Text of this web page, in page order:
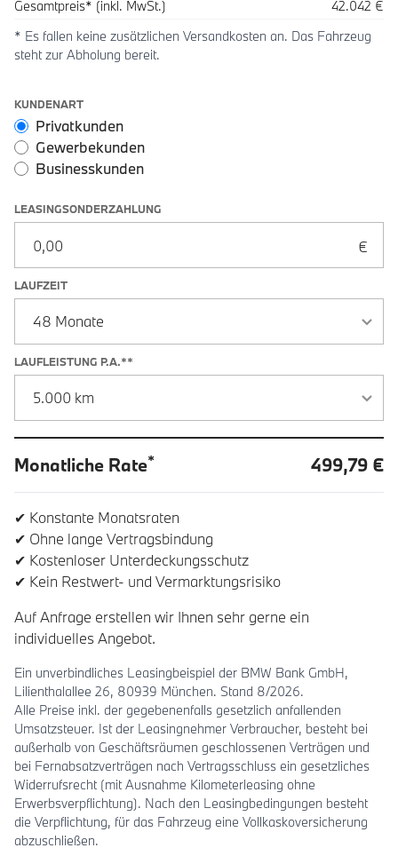
Gesamtpreis* (inkl. MwSt.)
42.042 €
* Es fallen keine zusätzlichen Versandkosten an. Das Fahrzeug
steht zur Abholung bereit.
Leasingoptionen: Sonderzahlung und Laufzeit
KUNDENART
Privatkunden
Gewerbekunden
Businesskunden
LEASINGSONDERZAHLUNG
LAUFZEIT
LAUFLEISTUNG P.A.**
Monatliche Rate* 499,79 €
✔ Konstante Monatsraten
✔ Ohne lange Vertragsbindung
✔ Kostenloser Unterdeckungsschutz
✔ Kein Restwert- und Vermarktungsrisiko
Auf Anfrage erstellen wir Ihnen sehr gerne ein
individuelles Angebot.
Ein unverbindliches Leasingbeispiel der BMW Bank GmbH,
Lilienthalallee 26, 80939 München. Stand 8/2026.
Alle Preise inkl. der gegebenenfalls gesetzlich anfallenden
Umsatzsteuer. Ist der Leasingnehmer Verbraucher, besteht bei
außerhalb von Geschäftsräumen geschlossenen Verträgen und
bei Fernabsatzverträgen nach Vertragsschluss ein gesetzliches
Widerrufsrecht (mit Ausnahme Kilometerleasing ohne
Erwerbsverpflichtung). Nach den Leasingbedingungen besteht
die Verpflichtung, für das Fahrzeug eine Vollkaskoversicherung
abzuschließen.